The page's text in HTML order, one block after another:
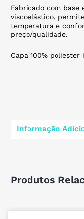
Fabricado com base
viscoelástico,
temperatura e
preço/qualidade.
Capa 100% poliester
Informação
Produtos